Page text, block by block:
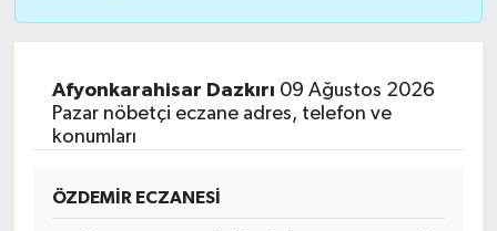
Afyonkarahisar Dazkırı 09 Ağustos 2026
Pazar nöbetçi eczane adres, telefon ve
konumları
ÖZDEMİR ECZANESİ